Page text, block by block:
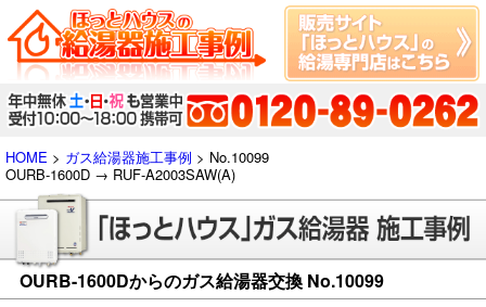
HOME > ガス給湯器施工事例 > No.10099
OURB-1600D → RUF-A2003SAW(A)
OURB-1600Dからのガス給湯器交換 No.10099